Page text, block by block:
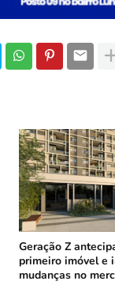
Geração Z
primeiro imóvel e
mudanças no